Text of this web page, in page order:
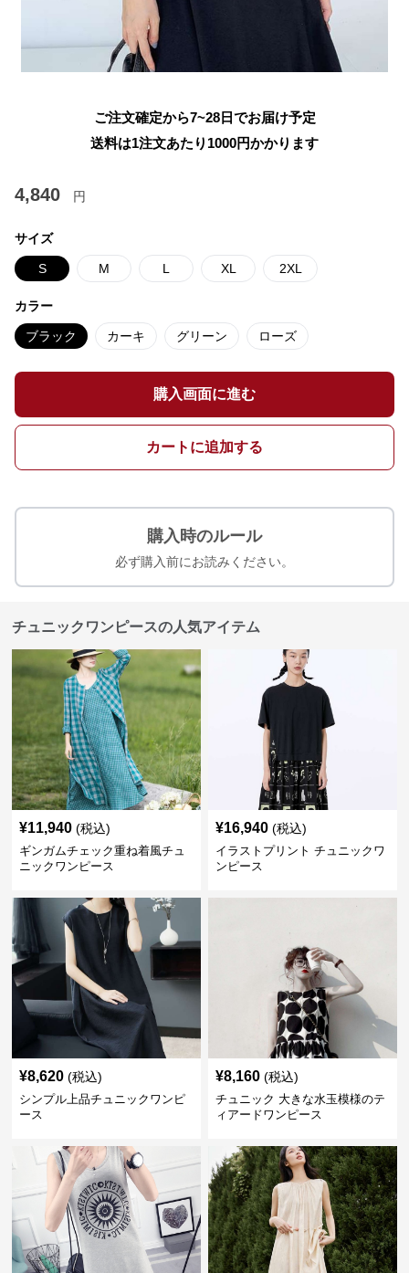
ご注文確定から7~28日でお届け予定
送料は1注文あたり 1000円かかります
4,840 円
サイズ
S M L XL 2XL
カラー
ブラック カーキ グリーン ローズ
購入画面に進む
カートに追加する
購入時のルール
必ず購入前にお読みください。
チュニックワンピースの人気アイテム
¥11,940 (税込)
ギンガムチェック重ね着風チュ
ニックワンピース
¥16,940 (税込)
イラストプリント チュニックワ
ンピース
¥8,620 (税込)
シンプル上品チュニックワンピ
ース
¥8,160 (税込)
チュニック 大きな水玉模様のテ
ィアードワンピース